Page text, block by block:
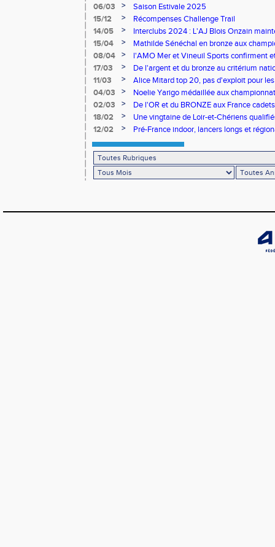
06/03
>
Saison Estivale 2025
15/12
>
Récompenses Challenge Trail
14/05
>
Interclubs 2024 : L'AJ Blois Onzain
Romorantin en N2B
15/04 >
Mathilde Sénéchal en bronze aux
08/04
>
l'AMO Mer et Vineuil Sports confirment
benjamins
17/03 >
De l'argent et du bronze au critérium
11/03
>
Alice Mitard top 20, pas d'exploit pour
04/03
>
Noelie Yarigo médaillée aux
02/03
>
De l'OR et du BRONZE aux France
18/02
>
Une vingtaine de Loir-et-Chériens
12/02
> Pré-France indoor, lancers longs et